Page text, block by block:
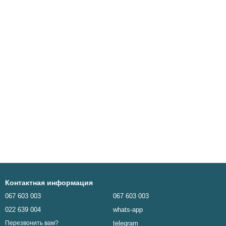
Контактная информация
067 603 003
022 639 004
Перезвонить вам?
067 603 003
whats-app
telegram